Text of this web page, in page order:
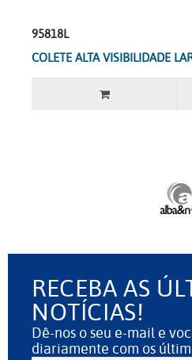
95818L
COLETE ALTA VISIBILIDADE
RECEBA AS
NOTÍCIAS!
Dê-nos o seu e-mail e
diariamente com os